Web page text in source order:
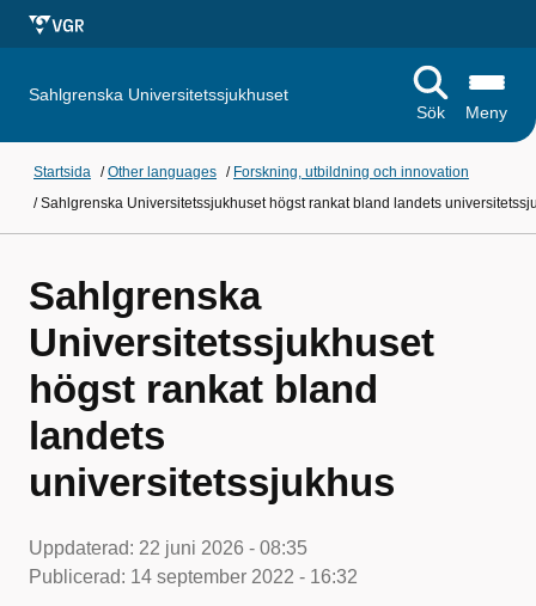
Sahlgrenska Universitetssjukhuset
Sök
Meny
Startsida /Other languages / Forskning, utbildning och innovation
/Sahlgrenska Universitetssjukhuset högst rankat bland landets
Sahlgrenska
Universitetssjukhuset
högst rankat bland
landets
universitetssjukhus
Uppdaterad: 22 juni 2026 - 08:35
Publicerad: 14 september 2022 - 16:32